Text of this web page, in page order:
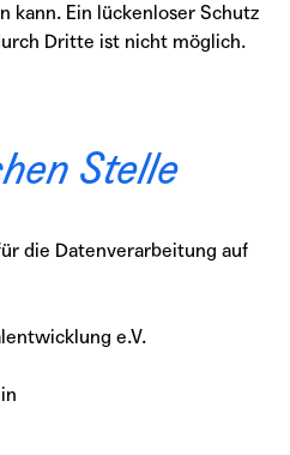
kann. Ein lückenloser Schutz
Dritte ist nicht möglich.
Stelle
die Datenverarbeitung auf
e.V.